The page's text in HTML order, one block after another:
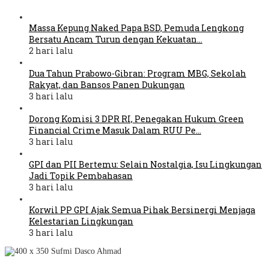
Massa Kepung Naked Papa BSD, Pemuda Lengkong
Bersatu Ancam Turun dengan Kekuatan…
2 hari lalu
Dua Tahun Prabowo-Gibran: Program MBG, Sekolah
Rakyat, dan Bansos Panen Dukungan
3 hari lalu
Dorong Komisi 3 DPR RI, Penegakan Hukum Green
Financial Crime Masuk Dalam RUU Pe…
3 hari lalu
GPI dan PII Bertemu: Selain Nostalgia, Isu Lingkungan
Jadi Topik Pembahasan
3 hari lalu
Korwil PP GPI Ajak Semua Pihak Bersinergi Menjaga
Kelestarian Lingkungan
3 hari lalu